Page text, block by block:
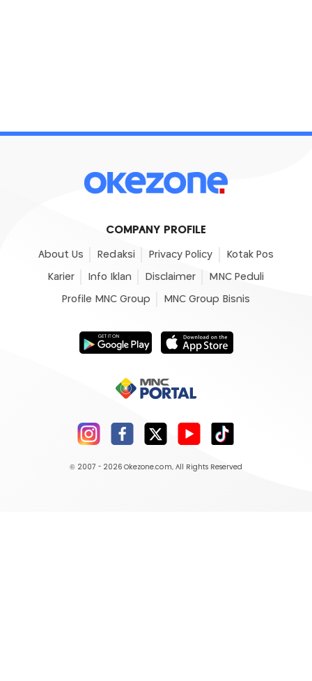
COMPANY PROFILE
About Us Redaksi Privacy Policy Kotak Pos
Karier Info Iklan Disclaimer MNC Peduli
Profile MNC Group MNC Group Bisnis
© 2007 - 2026 Okezone.com, All Rights Reserved